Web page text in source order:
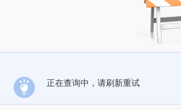
正在查询中，请刷新重试